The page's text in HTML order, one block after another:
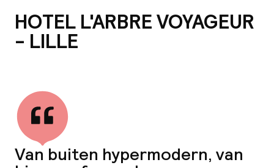
HOTEL L'ARBRE VOYAGEUR
- LILLE
Van buiten hypermodern, van